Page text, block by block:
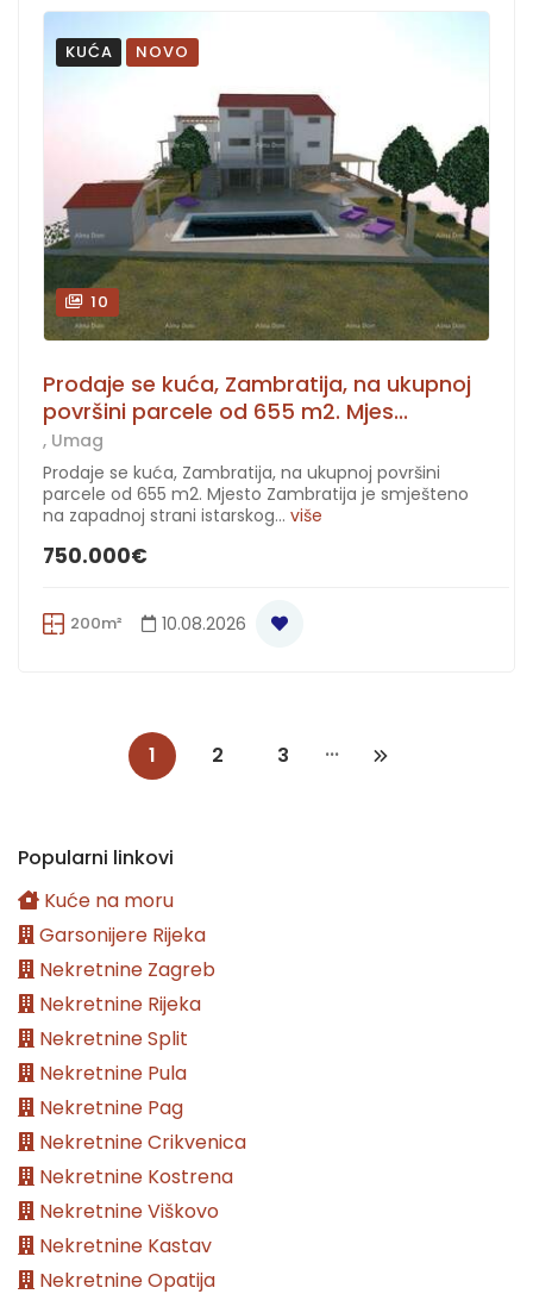
KUĆA NOVO
10
Prodaje se kuća, Zambratija, na ukupnoj
površini parcele od 655 m2. Mjes...
, Umag
Prodaje se kuća, Zambratija, na ukupnoj površini
parcele od 655 m2. Mjesto Zambratija je smješteno
na zapadnoj strani istarskog... više
750.000€
200m² 10.08.2026
1 2 3 ...
Popularni linkovi
Kuće na moru
Garsonijere Rijeka
Nekretnine Zagreb
Nekretnine Rijeka
Nekretnine Split
Nekretnine Pula
Nekretnine Pag
Nekretnine Crikvenica
Nekretnine Kostrena
Nekretnine Viškovo
Nekretnine Kastav
Nekretnine Opatija